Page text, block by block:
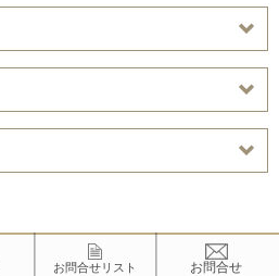
お問合せリスト お問合せ